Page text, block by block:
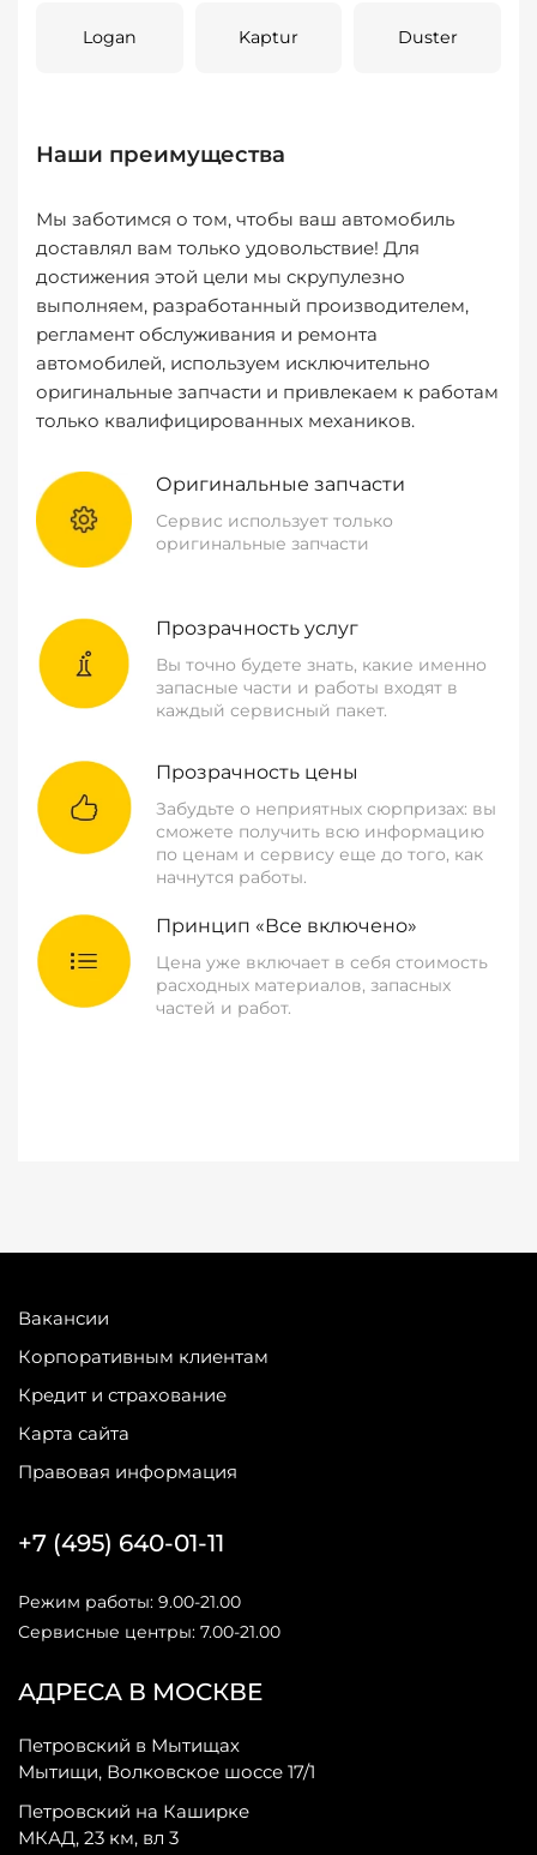
Logan Kaptur Duster
Наши преимущества
Мы заботимся о том, чтобы ваш автомобиль
доставлял вам только удовольствие! Для
достижения этой цели мы скрупулезно
выполняем, разработанный производителем,
регламент обслуживания и ремонта
автомобилей, используем исключительно
оригинальные запчасти и привлекаем к работам
только квалифицированных механиков.
Оригинальные запчасти
Сервис использует только
оригинальные запчасти
Прозрачность услуг
Вы точно будете знать, какие именно
запасные части и работы входят в
каждый сервисный пакет.
Прозрачность цены
Забудьте о неприятных сюрпризах: вы
сможете получить всю информацию
по ценам и сервису еще до того, как
начнутся работы.
Принцип «Все включено»
Цена уже включает в себя стоимость
расходных материалов, запасных
частей и работ.
Вакансии
Корпоративным клиентам
Кредит и страхование
Карта сайта
Правовая информация
АДРЕСА В МОСКВЕ
Петровский в Мытищах
Мытищи, Волковское шоссе 17/1
Петровский на Каширке
МКАД, 23 км, вл 3
+7 (495) 640-01-11
Режим работы: 9.00-21.00
Сервисные центры: 7.00-21.00